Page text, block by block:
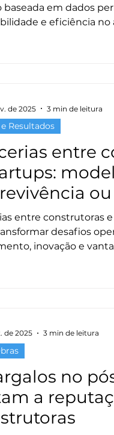
baseada em dados
e eficiência
entre
entre construtoras
desafios
inovação e
e Resultados
de 2025 3 min de leitura
no
a
de 2025 3 min de leitura